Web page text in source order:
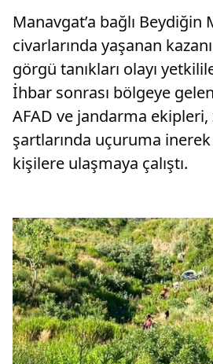
Manavgat’a bağlı Beydiğin
civarlarında yaşanan
görgü tanıkları olayı
İhbar sonrası bölgeye
AFAD ve jandarma
şartlarında uçuruma
kişilere ulaşmaya çalıştı.